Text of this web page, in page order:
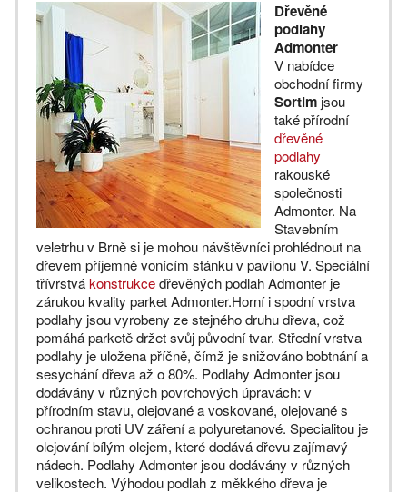
Dřevěné
podlahy
Admonter
V nabídce
obchodní firmy
Sortim jsou
také přírodní
dřevěné
podlahy
rakouské
společnosti
Admonter. Na
Stavebním
veletrhu v Brně si je mohou návštěvníci prohlédnout na
dřevem příjemně vonícím stánku v pavilonu V. Speciální
třívrstvákonstrukcedřevěných podlah Admonter je
zárukou kvality parket Admonter.Horní i spodní vrstva
podlahy jsou vyrobeny ze stejného druhu dřeva, což
pomáhá parketě držet svůj původní tvar. Střední vrstva
podlahy je uložena příčně, čímž je snižováno bobtnání a
sesychání dřeva až o 80%. Podlahy Admonter jsou
dodávány v různých povrchových úpravách: v
přírodním stavu, olejované a voskované, olejované s
ochranou proti UV záření a polyuretanové. Specialitou je
olejování bílým olejem, které dodává dřevu zajímavý
nádech. Podlahy Admonter jsou dodávány v různých
velikostech. Výhodou podlah z měkkého dřeva je